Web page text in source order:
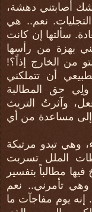
شك أصابتني دهشة،
نعم.. هي
سألتها إن كانت
بهزة من رأسها
من الخارج إذاً؟!
أن تتملكني
حق المطالبة
وآثرتُ التريث
إلى مساعدة من أي
تبدو مرتبكة
الملل تسربت
مطالباً بتفسير
تأمرني.. نعم
إنه يوم مفاجآت ما